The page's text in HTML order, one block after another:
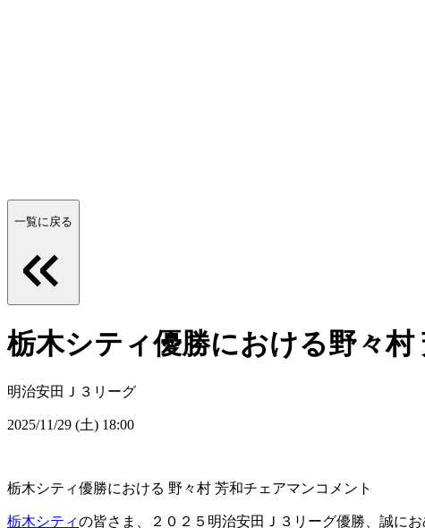
一覧に戻る
栃木シティ優勝における野々
明治安田Ｊ３リーグ
2025/11/29 (土) 18:00
栃木シティ優勝における 野々村 芳和チェアマンコメント
栃木シティの皆さま、２０２５明治安田Ｊ３リーグ優勝、誠に